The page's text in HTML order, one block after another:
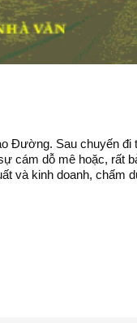
Đường. Sau chuyến
dỗ mê hoặc, rất
và kinh doanh, chấm